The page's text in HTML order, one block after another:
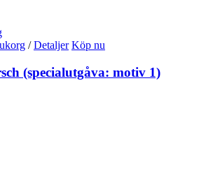
/ Detaljer Köp nu
(specialutgåva: motiv 1)